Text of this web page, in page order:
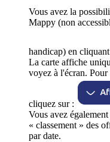
Vous avez la
Mappy (non
handicap) en
La carte affiche
voyez à l'écran.
cliquez sur :
Vous avez
« classement » des
par date.